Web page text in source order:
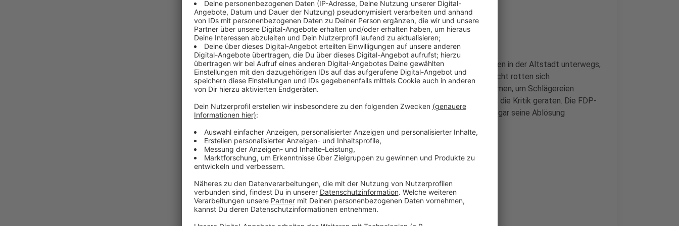
Anzeige
Seit Monaten sind an den Wochenenden nachts hunderte Polizisten in der Altstadt unterwegs,
um dem Geschehen dort Herr zu werden. Vor allem nach Mitternacht rotten sich
gewaltbereite junge Männer oft mit Migrationshintergrund zusammen, um Schlägereien
anzuzetteln. Wesseler war zuletzt wegen der Altstadt-Randale in die Kritik geraten. Die FDP-
Bundestagsabgeordnete Marie-Agnes Strack Zimmermann hatte gar seine Ablösung
Anzeige
Weitere Infos und Links zu diesem Thema:
Anzeige